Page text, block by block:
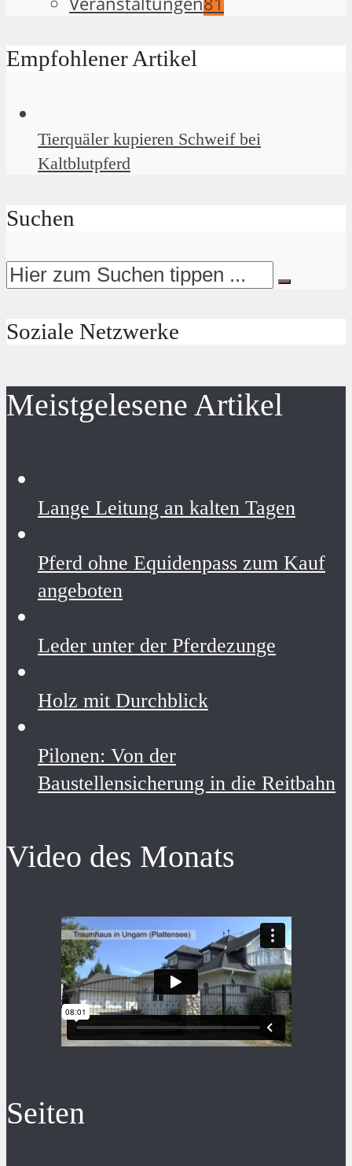
Empfohlener Artikel
Tierquäler kupieren Schweif bei
Kaltblutpferd
Suchen
Soziale Netzwerke
Meistgelesene Artikel
Lange Leitung an kalten Tagen
Pferd ohne Equidenpass zum Kauf
angeboten
Leder unter der Pferdezunge
Holz mit Durchblick
Pilonen: Von der
Baustellensicherung in die Reitbahn
Video des Monats
Seiten